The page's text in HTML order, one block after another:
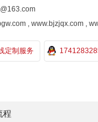
, www.bjzjqx.com ,
定制服务
程